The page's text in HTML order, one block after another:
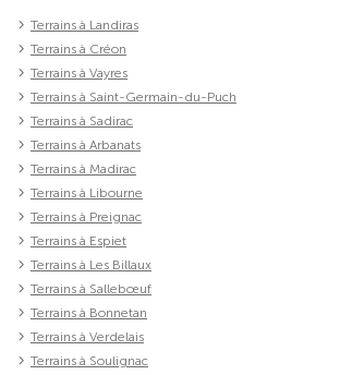
Terrains à Landiras
Terrains à Créon
Terrains à Vayres
Terrains à Saint-Germain-du-Puch
Terrains à Sadirac
Terrains à Arbanats
Terrains à Madirac
Terrains à Libourne
Terrains à Preignac
Terrains à Espiet
Terrains à Les Billaux
Terrains à Sallebœuf
Terrains à Bonnetan
Terrains à Verdelais
Terrains à Soulignac